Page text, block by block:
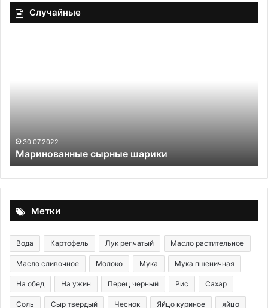
Случайные
30.07.2022
Маринованные сырные шарики
Метки
Вода Картофель Лук репчатый Масло растительное
Масло сливочное Молоко Мука Мука пшеничная
На обед На ужин Перец черный Рис Сахар
Соль Сыр твердый Чеснок Яйцо куриное яйцо